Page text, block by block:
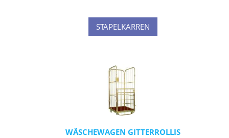
STAPELKARREN
WÄSCHEWAGEN GITTERROLLIS